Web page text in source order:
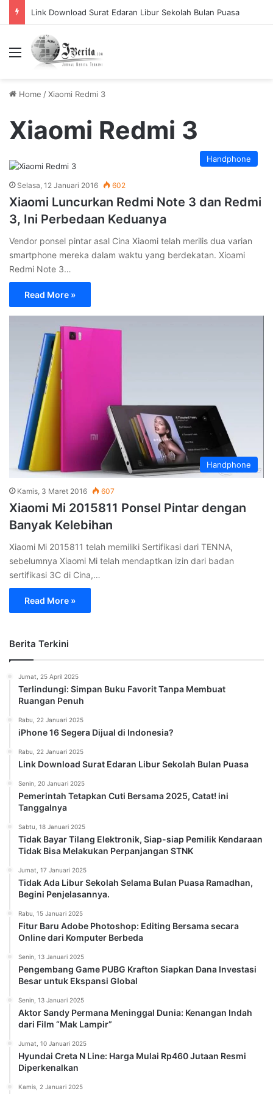
Link Download Surat Edaran Libur Sekolah Bulan Puasa
Menu
Home /Xiaomi Redmi 3
Xiaomi Redmi 3
Handphone
Selasa, 12 Januari 2016 602
Xiaomi Luncurkan Redmi Note 3 dan Redmi
3, Ini Perbedaan Keduanya
Vendor ponsel pintar asal Cina Xiaomi telah merilis dua varian
smartphone mereka dalam waktu yang berdekatan. Xioami
Redmi Note 3…
Read More »
Handphone
Kamis, 3 Maret 2016 607
Xiaomi Mi 2015811 Ponsel Pintar dengan
Banyak Kelebihan
Xiaomi Mi 2015811 telah memiliki Sertifikasi dari TENNA,
sebelumnya Xiaomi Mi telah mendaptkan izin dari badan
sertifikasi 3C di Cina,…
Read More »
Berita Terkini
Jumat, 25 April 2025
Terlindungi: Simpan Buku Favorit Tanpa Membuat
Ruangan Penuh
Rabu, 22 Januari 2025
iPhone 16 Segera Dijual di Indonesia?
Rabu, 22 Januari 2025
Link Download Surat Edaran Libur Sekolah Bulan Puasa
Senin, 20 Januari 2025
Pemerintah Tetapkan Cuti Bersama 2025, Catat! ini
Tanggalnya
Sabtu, 18 Januari 2025
Tidak Bayar Tilang Elektronik, Siap-siap Pemilik Kendaraan
Tidak Bisa Melakukan Perpanjangan STNK
Jumat, 17 Januari 2025
Tidak Ada Libur Sekolah Selama Bulan Puasa Ramadhan,
Begini Penjelasannya.
Rabu, 15 Januari 2025
Fitur Baru Adobe Photoshop: Editing Bersama secara
Online dari Komputer Berbeda
Senin, 13 Januari 2025
Pengembang Game PUBG Krafton Siapkan Dana Investasi
Besar untuk Ekspansi Global
Senin, 13 Januari 2025
Aktor Sandy Permana Meninggal Dunia: Kenangan Indah
dari Film “Mak Lampir”
Jumat, 10 Januari 2025
Hyundai Creta N Line: Harga Mulai Rp460 Jutaan Resmi
Diperkenalkan
Kamis, 2 Januari 2025